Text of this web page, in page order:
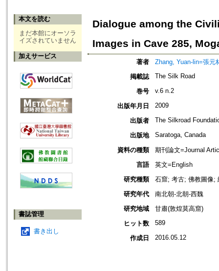
本文を読む
まだ本館にオーソラ
イズされていません
加えサービス
書誌管理
書き出し
Dialogue among the
Images in Cave 285,
著者
Zhang, Yuan-lin=張元
掲載誌
The Silk Road
巻号 v.6 n.2
出版年月日 2009
出版者 The Silkroad
出版地 Saratoga, Canada
資料の種類
期刊論文=Journal
言語
英文=English
研究種類
石窟; 考古; 佛教圖像;
研究年代
南北朝-北朝-西魏
研究地域
甘肅(敦煌莫高窟)
ヒット数
589
作成日 2016.05.12